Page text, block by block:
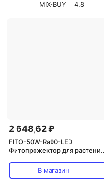
MIX-BUY
4.8
2 648,62 ₽
FITO-50W-Ra90-LED
Фитопрожектор для растений
Ra90-LED для цветения и
плодоношения полного
В магазин